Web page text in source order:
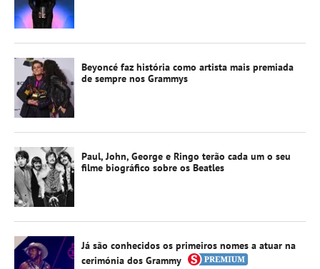
Beyoncé faz história como artista mais premiada
de sempre nos Grammys
Paul, John, George e Ringo terão cada um o seu
filme biográfico sobre os Beatles
Já são conhecidos os primeiros nomes a atuar na
cerimónia dos Grammy